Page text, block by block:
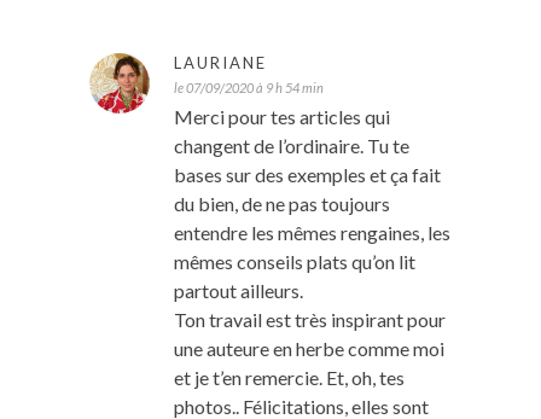
LAURIANE
le 07/09/2020 à 9 h 54 min
Merci pour tes articles qui
changent de l’ordinaire. Tu te
bases sur des exemples et ça fait
du bien, de ne pas toujours
entendre les mêmes rengaines, les
mêmes conseils plats qu’on lit
partout ailleurs.
Ton travail est très inspirant pour
une auteure en herbe comme moi
et je t’en remercie. Et, oh, tes
photos.. Félicitations, elles sont